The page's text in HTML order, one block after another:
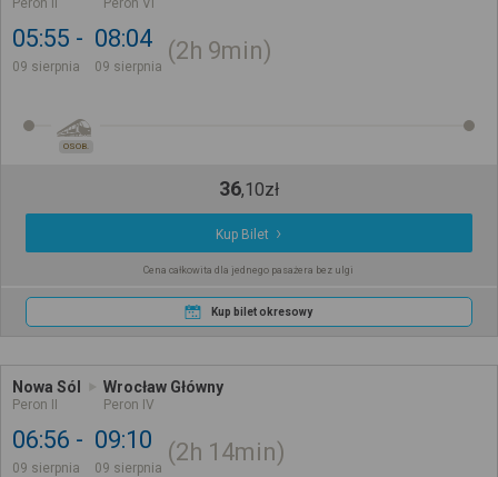
05:55
09 sierpnia
08:04
09 sierpnia
2h 9min
OSOB.
36,10zł
Kup Bilet
Cena całkowita dla jednego pasażera bez ulgi
Kup bilet okresowy
Nowa Sól
Peron II
Wrocław Główny
Peron IV
06:56
09 sierpnia
09:10
09 sierpnia
2h 14min